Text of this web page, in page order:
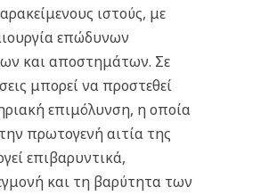
ιστούς, με
επώδυνων
και αποστημάτων. Σε
μπορεί να προστεθεί
επιμόλυνση, η οποία
πρωτογενή αιτία της
επιβαρυντικά,
και τη βαρύτητα των